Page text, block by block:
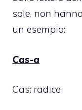
sole, non
un esempio:
Cas-a
Cas: radice